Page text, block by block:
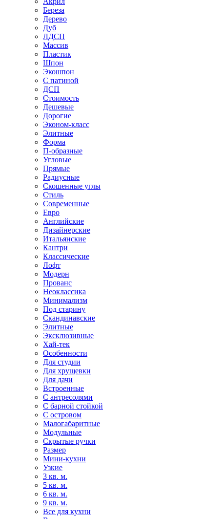
Береза
Дерево
Дуб
ЛДСП
Массив
Пластик
Шпон
Экошпон
С патиной
ДСП
Стоимость
Дешевые
Дорогие
Эконом-класс
Элитные
Форма
П-образные
Угловые
Прямые
Радиусные
Скошенные углы
Стиль
Современные
Евро
Английские
Дизайнерские
Итальянские
Кантри
Классические
Лофт
Модерн
Прованс
Неоклассика
Минимализм
Под старину
Скандинавские
Элитные
Эксклюзивные
Хай-тек
Особенности
Для студии
Для хрущевки
Для дачи
Встроенные
С антресолями
С барной стойкой
С островом
Малогабаритные
Модульные
Скрытые ручки
Размер
Мини-кухни
Узкие
3 кв. м.
5 кв. м.
6 кв. м.
9 кв. м.
Все для кухни